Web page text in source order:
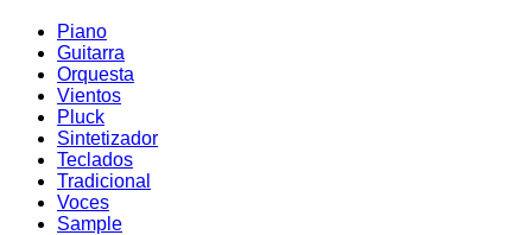
Piano
Guitarra
Orquesta
Vientos
Pluck
Sintetizador
Teclados
Tradicional
Voces
Sample